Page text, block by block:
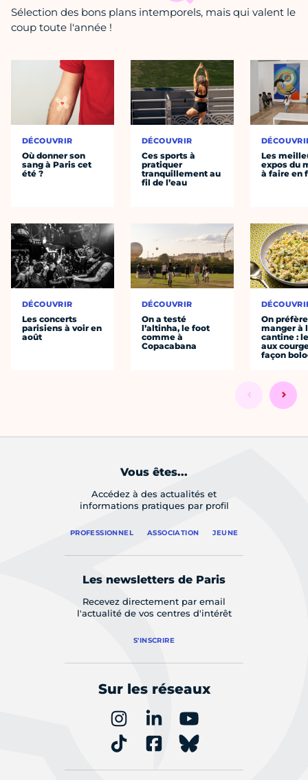
Sélection des bons plans intemporels, mais qui valent le
coup toute l'année !
DÉCOUVRIR
Où donner son
sang à Paris cet
été ?
DÉCOUVRIR
Les concerts
parisiens à voir en
août
DÉCOUVRIR
Ces sports à
pratiquer
tranquillement au
fil de l’eau
DÉCOUVRIR
On a testé
l’altinha, le foot
comme à
Copacabana
Les
expos du
à faire en
On préfère
manger à
cantine :
aux
façon
Vous êtes...
Accédez à des actualités et
informations pratiques par profil
PROFESSIONNEL ASSOCIATION JEUNE
Les newsletters de Paris
Recevez directement par email
l'actualité de vos centres d'intérêt
S'INSCRIRE
Sur les réseaux